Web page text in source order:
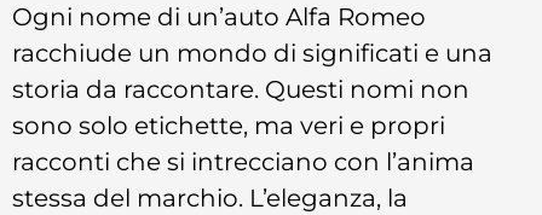
Ogni nome di un’auto Alfa Romeo
racchiude un mondo di significati e una
storia da raccontare. Questi nomi non
sono solo etichette, ma veri e propri
racconti che si intrecciano con l’anima
stessa del marchio. L’eleganza, la